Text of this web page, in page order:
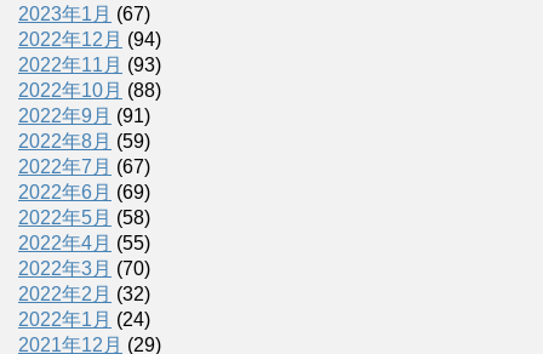
2023年1月 (67)
2022年12月 (94)
2022年11月 (93)
2022年10月 (88)
2022年9月 (91)
2022年8月 (59)
2022年7月 (67)
2022年6月 (69)
2022年5月 (58)
2022年4月 (55)
2022年3月 (70)
2022年2月 (32)
2022年1月 (24)
2021年12月 (29)